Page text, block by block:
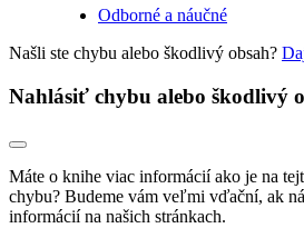
Odborné a náučné
Našli ste chybu alebo škodlivý obsah?
Nahlásiť chybu alebo škodlivý
Máte o knihe viac informácií ako je na
chybu? Budeme vám veľmi vďační, ak
informácií na našich stránkach.